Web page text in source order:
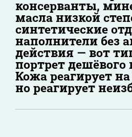
консерванты,
масла низкой
синтетические
наполнители без
действия — вот
портрет дешёвого
Кожа реагирует на
но реагирует